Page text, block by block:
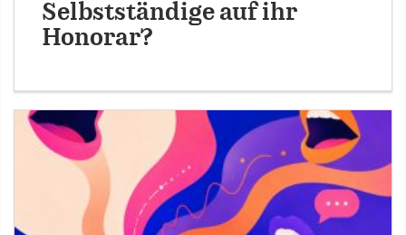
Selbstständige auf ihr
Honorar?